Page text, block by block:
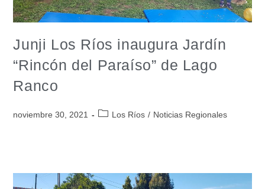
Junji Los Ríos inaugura Jardín
“Rincón del Paraíso” de Lago
Ranco
noviembre 30, 2021 Los Ríos / Noticias Regionales